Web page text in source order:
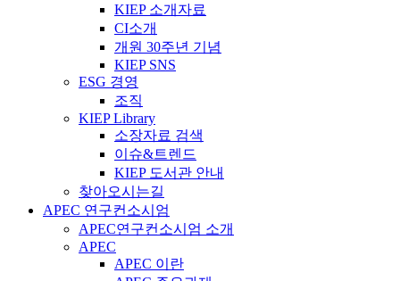
KIEP 소개자료
CI소개
개원 30주년 기념
KIEP SNS
ESG 경영
조직
KIEP Library
소장자료 검색
이슈&트렌드
KIEP 도서관 안내
찾아오시는길
APEC 연구컨소시엄
APEC연구컨소시엄 소개
APEC
APEC 이란